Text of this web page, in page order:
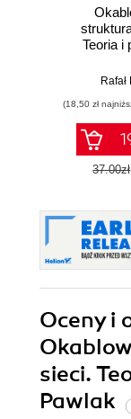
Teoria i
(18,50 zł
37.00zł
Oceny i
sieci.
Pawlak